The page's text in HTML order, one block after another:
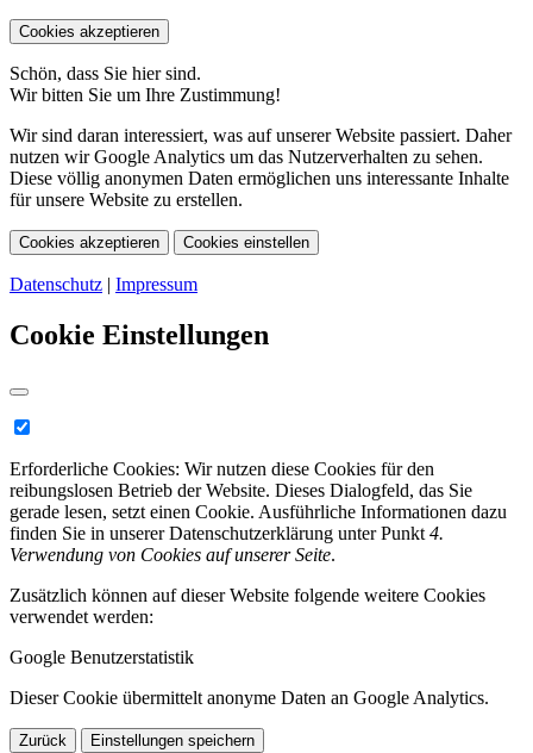
Cookies akzeptieren
Schön, dass Sie hier sind.
Wir bitten Sie um Ihre Zustimmung!
Wir sind daran interessiert, was auf unserer Website passiert. Daher
nutzen wir Google Analytics um das Nutzerverhalten zu sehen.
Diese völlig anonymen Daten ermöglichen uns interessante Inhalte
für unsere Website zu erstellen.
Cookies akzeptieren Cookies einstellen
Datenschutz | Impressum
Cookie Einstellungen
Erforderliche Cookies: Wir nutzen diese Cookies für den
reibungslosen Betrieb der Website. Dieses Dialogfeld, das Sie
gerade lesen, setzt einen Cookie. Ausführliche Informationen dazu
finden Sie in unserer Datenschutzerklärung unter Punkt 4.
Verwendung von Cookies auf unserer Seite.
Zusätzlich können auf dieser Website folgende weitere Cookies
verwendet werden:
Google Benutzerstatistik
Dieser Cookie übermittelt anonyme Daten an Google Analytics.
Zurück Einstellungen speichern